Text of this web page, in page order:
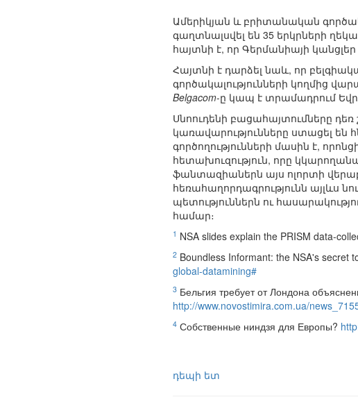
Ամերիկյան և բրիտանական
գաղտնալսվել են 35 երկրների
հայտնի է, որ Գերմանիայի կանցլեր
Հայտնի է դարձել նաև, որ
գործակալությունների կողմից
Belgacom-ը կապ է տրամադրում
Սնոուդենի բացահայտումները
կառավարությունները ստացել են
գործողությունների մասին է,
հետախուզություն, որը
ֆանտազիաներն այս ոլորտի
հեռահաղորդագրությունն այլևս
պետություններն ու
համար։
1 NSA slides explain the PRISM data-
2 Boundless Informant: the NSA's secret
global-datamining#
3 Бельгия требует от Лондона
http://www.novostimira.com.ua/
4 Собственные ниндзя для Европы?
դեպի ետ